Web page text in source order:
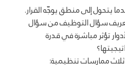
يتحول إلى منطق يوجّه القرار.
سؤال التوظيف من سؤال
تؤثر مباشرة في قدرة
ممارسات تنظيمية: